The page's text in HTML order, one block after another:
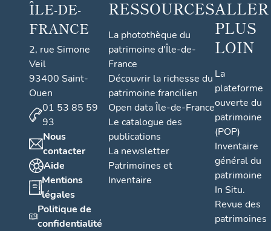
ÎLE-DE-
FRANCE
2, rue Simone
Veil
93400 Saint-
Ouen
01 53 85 59
93
Nous
contacter
Aide
Mentions
légales
Politique de
confidentialité
RESSOURCES
La photothèque du
patrimoine d'Île-de-
France
Découvrir la richesse du
patrimoine francilien
Open data Île-de-France
Le catalogue des
publications
La newsletter
Patrimoines et
Inventaire
ALLER
PLUS
LOIN
La
plateforme
ouverte du
patrimoine
(POP)
Inventaire
général du
patrimoine
In Situ.
Revue des
patrimoines